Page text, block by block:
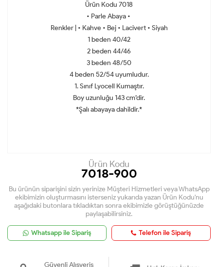
Ürün Kodu 7018
• Parle Abaya •
Renkler | • Kahve • Bej • Lacivert • Siyah
1 beden 40/42
2 beden 44/46
3 beden 48/50
4 beden 52/54 uyumludur.
1. Sınıf Lyocell Kumaştır.
Boy uzunluğu 143 cm’dir.
*Şalı abayaya dahildir.*
Ürün Kodu
7018-900
Bu ürünün siparişini sizin yerinize Müşteri Hizmetleri veya WhatsApp
ekibimizin oluşturmasını isterseniz yukarıda yazan Ürün Kodu'nu
aşağıdaki butonlara tıkladıktan sonra ekibimizle görüştüğünüzde
paylaşabilirsiniz.
Whatsapp ile Sipariş Telefon ile Sipariş
Güvenli Alışveriş